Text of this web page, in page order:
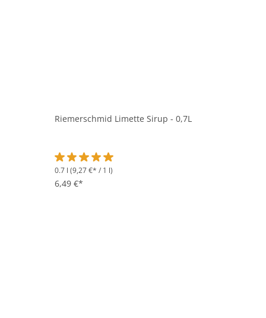
Riemerschmid Limette Sirup - 0,7L
Durchschnittliche Bewertung von 5 von 5 Sternen
0.7 l (9,27 €* / 1 l)
6,49 €*